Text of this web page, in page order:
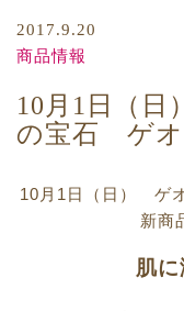
2017.9.20
商品情報
10月1日（日
の宝石 ゲオ
10月1日（日） ゲ
新商
肌